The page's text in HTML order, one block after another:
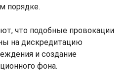
порядке.
что подобные провокации
на дискредитацию
и создание
фона.